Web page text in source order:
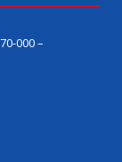
000 –